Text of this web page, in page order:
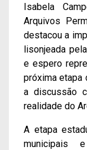
Isabela
Arquivos
destacou a
lisonjeada
e espero
próxima etapa
a discussão
realidade do
A etapa
municipais